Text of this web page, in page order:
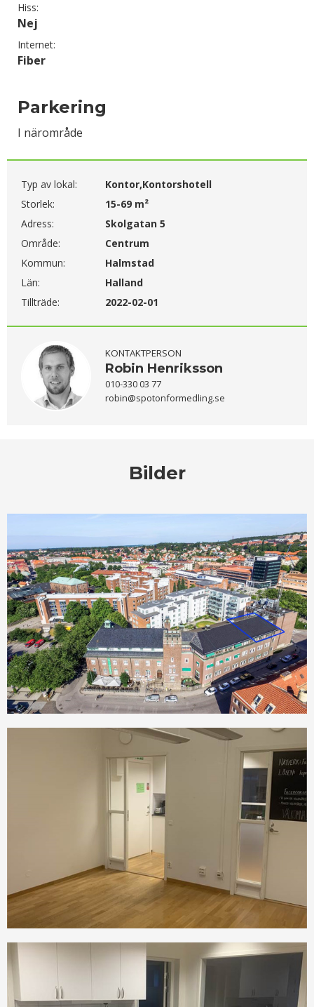
Hiss:
Nej
Internet:
Fiber
Parkering
I närområde
Typ av lokal:
Kontor,Kontorshotell
Storlek:
15-69 m²
Adress:
Skolgatan 5
Område:
Centrum
Kommun:
Halmstad
Län:
Halland
Tillträde:
2022-02-01
KONTAKTPERSON
Robin Henriksson
010-330 03 77
robin@spotonformedling.se
Bilder